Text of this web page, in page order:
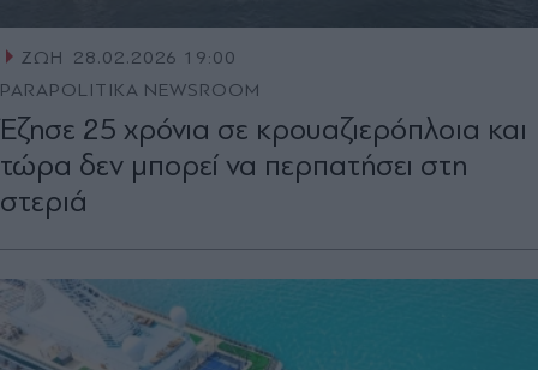
ΖΩΗ
28.02.2026 19:00
PARAPOLITIKA NEWSROOM
Έζησε 25 χρόνια σε κρουαζιερόπλοια και
τώρα δεν μπορεί να περπατήσει στη
στεριά